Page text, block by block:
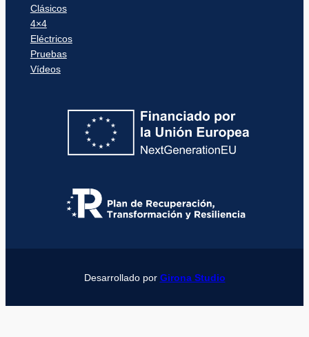
Clásicos
4×4
Eléctricos
Pruebas
Vídeos
Desarrollado por Girona Studio